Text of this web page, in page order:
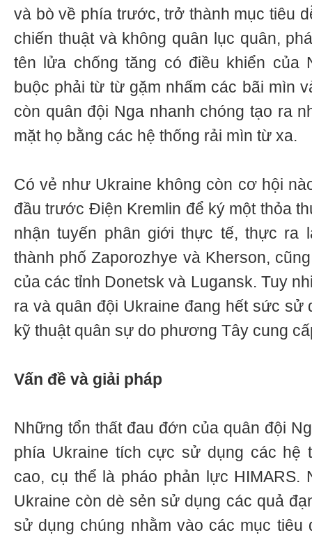
và bò về phía trước, trở thành mục tiêu
chiến thuật và không quân lục quân,
tên lửa chống tăng có điều khiển của
buộc phải từ từ gặm nhấm các bãi mìn
còn quân đội Nga nhanh chóng tạo ra
mặt họ bằng các hệ thống rải mìn từ xa.
Có vẻ như Ukraine không còn cơ hội
đầu trước Điện Kremlin để ký một thỏa
nhận tuyến phân giới thực tế, thực ra
thành phố Zaporozhye và Kherson,
của các tỉnh Donetsk và Lugansk. Tuy
ra và quân đội Ukraine đang hết sức sử
kỹ thuật quân sự do phương Tây cung
Vấn đề và giải pháp
Những tổn thất đau đớn của quân đội
phía Ukraine tích cực sử dụng các hệ
cao, cụ thể là pháo phản lực HIMARS.
Ukraine còn dè sẻn sử dụng các quả
sử dụng chúng nhằm vào các mục tiêu